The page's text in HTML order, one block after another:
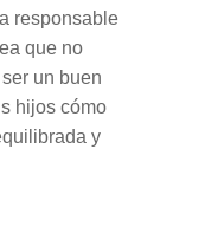
responsable
que no
un buen
hijos cómo
y